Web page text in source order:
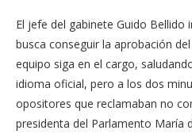
El jefe del gabinete Guido Bellido
busca conseguir la aprobación
equipo siga en el cargo,
idioma oficial, pero a los dos
opositores que reclamaban no
presidenta del Parlamento María